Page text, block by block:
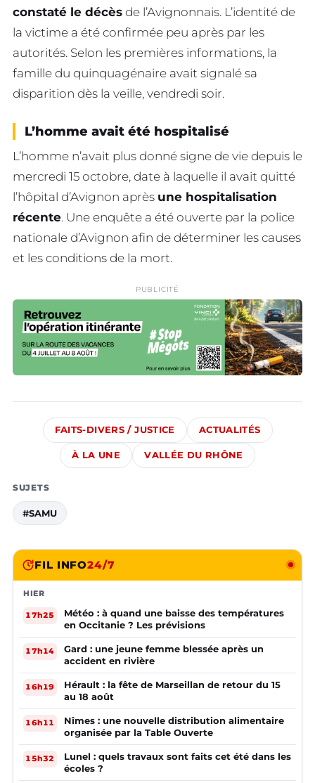
constaté le décès de l’Avignonnais. L’identité de
la victime a été confirmée peu après par les
autorités. Selon les premières informations, la
famille du quinquagénaire avait signalé sa
disparition dès la veille, vendredi soir.
L’homme avait été hospitalisé
L’homme n’avait plus donné signe de vie depuis le
mercredi 15 octobre, date à laquelle il avait quitté
l’hôpital d’Avignon après une hospitalisation
récente. Une enquête a été ouverte par la police
nationale d’Avignon afin de déterminer les causes
et les conditions de la mort.
PUBLICITÉ
FAITS-DIVERS / JUSTICE ACTUALITÉS
À LA UNE VALLÉE DU RHÔNE
SUJETS
#SAMU
FIL INFO24/7
HIER
17h25
Météo : à quand une baisse des températures
en Occitanie ? Les prévisions
17h14
Gard : une jeune femme blessée après un
accident en rivière
16h19
Hérault : la fête de Marseillan de retour du 15
au 18 août
16h11
Nîmes : une nouvelle distribution alimentaire
organisée par la Table Ouverte
15h32
Lunel : quels travaux sont faits cet été dans les
écoles ?